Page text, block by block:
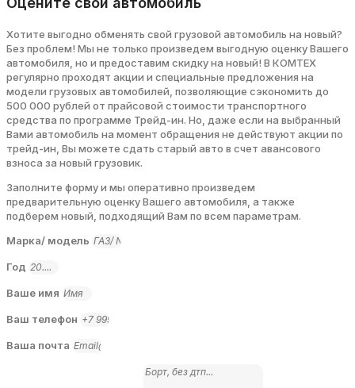
Хотите выгодно обменять свой грузовой автомобиль на новый?
Без проблем! Мы не только произведем выгодную оценку Вашего
автомобиля, но и предоставим скидку на новый! В КОМТЕХ
регулярно проходят акции и специальные предложения на
модели грузовых автомобилей, позволяющие сэкономить до
500 000 рублей от прайсовой стоимости транспортного
средства по программе Трейд-ин. Но, даже если на выбранный
Вами автомобиль на момент обращения не действуют акции по
трейд-ин, Вы можете сдать старый авто в счет авансового
взноса за новый грузовик.
Заполните форму и мы оперативно произведем
предварительную оценку Вашего автомобиля, а также
подберем новый, подходящий Вам по всем параметрам.
Марка/ модель
Год
Ваше имя
Ваш телефон
Ваша почта